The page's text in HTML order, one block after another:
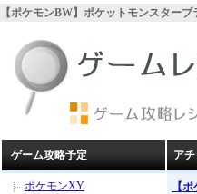
【ポケモンBW】ポケットモンスター
ア
【
ゲーム攻略予定
ポケモンXY